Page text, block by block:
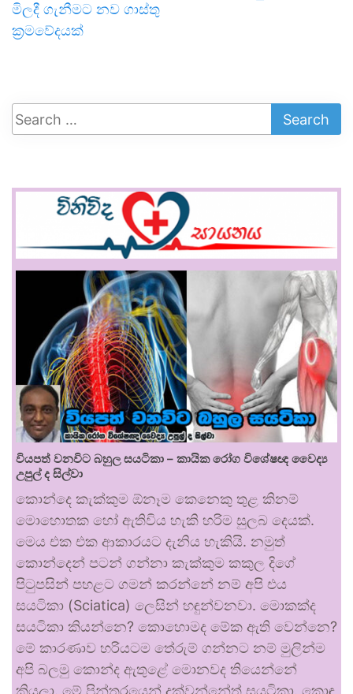
මිලදී ගැනීමට නව ගාස්තු
ක්‍රමවේදයක් ‍
වියපත් වනවිට බහුල සයටිකා – කායික රෝග විශේෂඥ වෛද්‍ය
උපුල් ද සිල්වා
කොන්දෙ කැක්කුම ඕනෑම කෙනෙකු තුළ කිනම්
මොහොතක හෝ ඇතිවිය හැකි හරිම සුලබ දෙයක්.
මෙය එක එක ආකාරයට දැනිය හැකියි. නමුත්
කොන්දෙන් පටන් ගන්නා කැක්කුම කකුල දිගේ
පිටුපසින් පහළට ගමන් කරන්නේ නම් අපි එය
සයටිකා (Sciatica) ලෙසින් හඳුන්වනවා. මොකක්ද
සයටිකා කියන්නෙ? කොහොමද මේක ඇති වෙන්නෙ?
මේ කාරණාව හරියටම තේරුම් ගන්නට නම් මුලින්ම
අපි බලමු කොන්ද ඇතුළේ මොනවද තියෙන්නේ
කියලා. මේ පින්තූරයෙන් දක්වන්නේත් සයටිකා. කොඳු